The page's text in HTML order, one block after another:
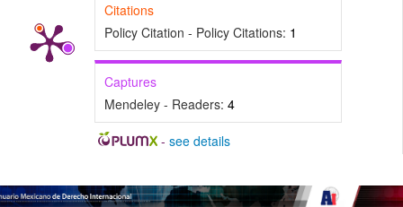
Citations
Policy Citation - Policy Citations: 1
Captures
Mendeley - Readers: 4
- see details